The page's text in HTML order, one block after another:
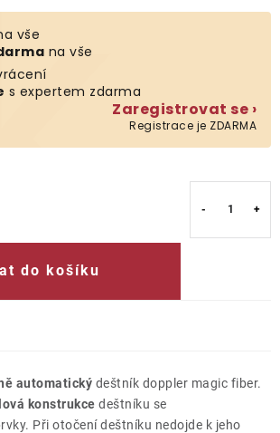
vše
na vše
s expertem zdarma
Zaregistrovat se ›
Registrace je ZDARMA
do košíku
automatický deštník doppler magic fiber.
konstrukce deštníku se
Při otočení deštníku nedojde k jeho